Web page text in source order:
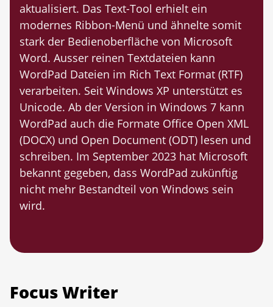
aktualisiert. Das Text-Tool erhielt ein
modernes Ribbon-Menü und ähnelte somit
stark der Bedienoberfläche von Microsoft
Word. Ausser reinen Textdateien kann
WordPad Dateien im Rich Text Format (RTF)
verarbeiten. Seit Windows XP unterstützt es
Unicode. Ab der Version in Windows 7 kann
WordPad auch die Formate Office Open XML
(DOCX) und Open Document (ODT) lesen und
schreiben. Im September 2023 hat Microsoft
bekannt gegeben, dass WordPad zukünftig
nicht mehr Bestandteil von Windows sein
wird.
Focus Writer